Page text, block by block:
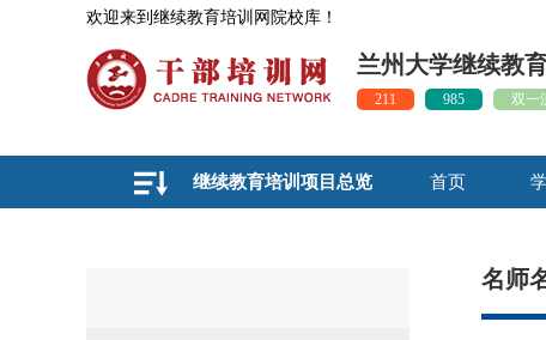
欢迎来到继续教育培训网院校库！
兰州大学继续教育
211 985 双一
首页
继续教育培训项目总览
名师